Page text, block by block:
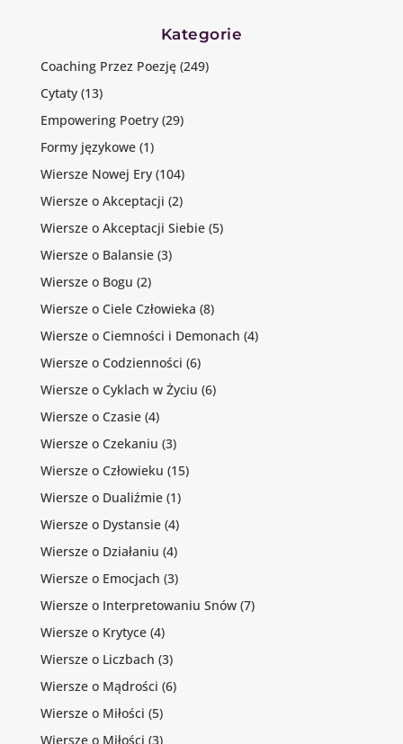
Kategorie
Coaching Przez Poezję(249)
Cytaty(13)
Empowering Poetry(29)
Formy językowe(1)
Wiersze Nowej Ery(104)
Wiersze o Akceptacji (2)
Wiersze o Akceptacji Siebie(5)
Wiersze o Balansie(3)
Wiersze o Bogu (2)
Wiersze o Ciele Człowieka (8)
Wiersze o Ciemności i Demonach (4)
Wiersze o Codzienności (6)
Wiersze o Cyklach w Życiu (6)
Wiersze o Czasie(4)
Wiersze o Czekaniu (3)
Wiersze o Człowieku (15)
Wiersze o Dualiźmie(1)
Wiersze o Dystansie(4)
Wiersze o Działaniu (4)
Wiersze o Emocjach (3)
Wiersze o Interpretowaniu Snów(7)
Wiersze o Krytyce(4)
Wiersze o Liczbach (3)
Wiersze o Mądrości (6)
Wiersze o Miłości (5)
Wiersze o Miłości (3)